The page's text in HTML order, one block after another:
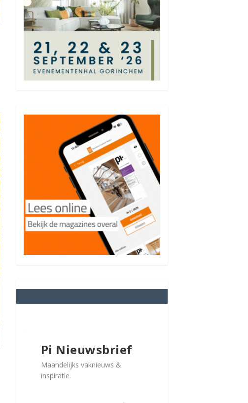
Pi Nieuwsbrief
Maandelijks vaknieuws &
inspiratie.